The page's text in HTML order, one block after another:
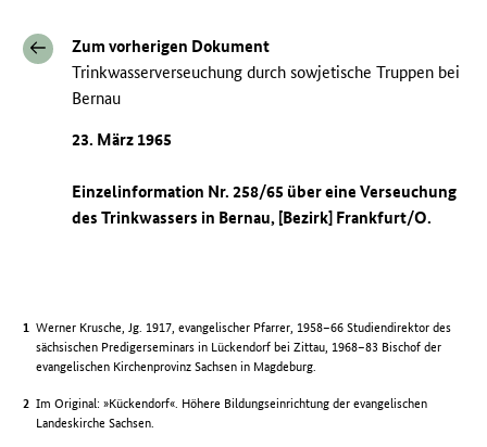
Zum vorherigen Dokument
Trinkwasserverseuchung durch sowjetische Truppen bei
Bernau
23. März 1965
Einzelinformation Nr. 258/65 über eine Verseuchung
des Trinkwassers in Bernau, [Bezirk] Frankfurt/O.
Werner Krusche, Jg. 1917, evangelischer Pfarrer, 1958–66 Studiendirektor des
sächsischen Predigerseminars in Lückendorf bei Zittau, 1968–83 Bischof der
evangelischen Kirchenprovinz Sachsen in Magdeburg.
Im Original: »Kückendorf«. Höhere Bildungseinrichtung der evangelischen
Landeskirche Sachsen.